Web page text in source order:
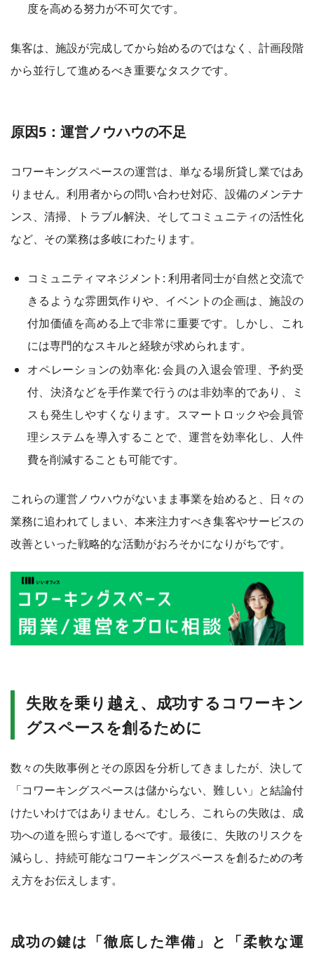
度を高める努力が不可欠です。
集客は、施設が完成してから始めるのではなく、計画段階
から並行して進めるべき重要なタスクです。
原因5：運営ノウハウの不足
コワーキングスペースの運営は、単なる場所貸し業ではあ
りません。利用者からの問い合わせ対応、設備のメンテナ
ンス、清掃、トラブル解決、そしてコミュニティの活性化
など、その業務は多岐にわたります。
コミュニティマネジメント: 利用者同士が自然と交流で
きるような雰囲気作りや、イベントの企画は、施設の
付加価値を高める上で非常に重要です。しかし、これ
には専門的なスキルと経験が求められます。
オペレーションの効率化: 会員の入退会管理、予約受
付、決済などを手作業で行うのは非効率的であり、ミ
スも発生しやすくなります。スマートロックや会員管
理システムを導入することで、運営を効率化し、人件
費を削減することも可能です。
これらの運営ノウハウがないまま事業を始めると、日々の
業務に追われてしまい、本来注力すべき集客やサービスの
改善といった戦略的な活動がおろそかになりがちです。
失敗を乗り越え、成功するコワーキン
グスペースを創るために
数々の失敗事例とその原因を分析してきましたが、決して
「コワーキングスペースは儲からない、難しい」と結論付
けたいわけではありません。むしろ、これらの失敗は、成
功への道を照らす道しるべです。最後に、失敗のリスクを
減らし、持続可能なコワーキングスペースを創るための考
え方をお伝えします。
成功の鍵は「徹底した準備」と「柔軟な運